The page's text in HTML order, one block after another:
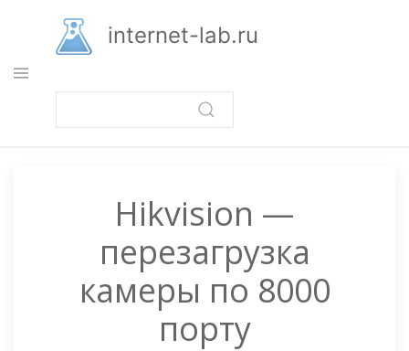
основному
содержанию
internet-lab.ru
Hikvision —
перезагрузка
камеры по 8000
порту